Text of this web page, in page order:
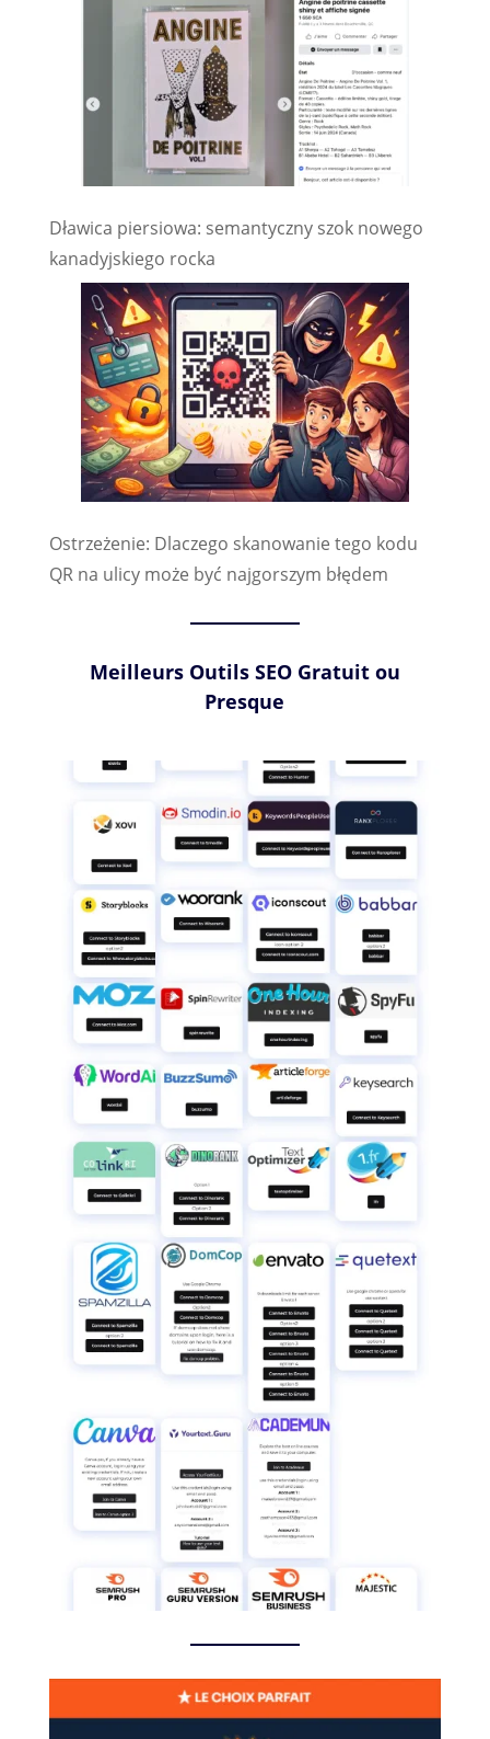
Dławica piersiowa: semantyczny szok nowego
kanadyjskiego rocka
Ostrzeżenie: Dlaczego skanowanie tego kodu
QR na ulicy może być najgorszym błędem
Meilleurs Outils SEO Gratuit ou
Presque